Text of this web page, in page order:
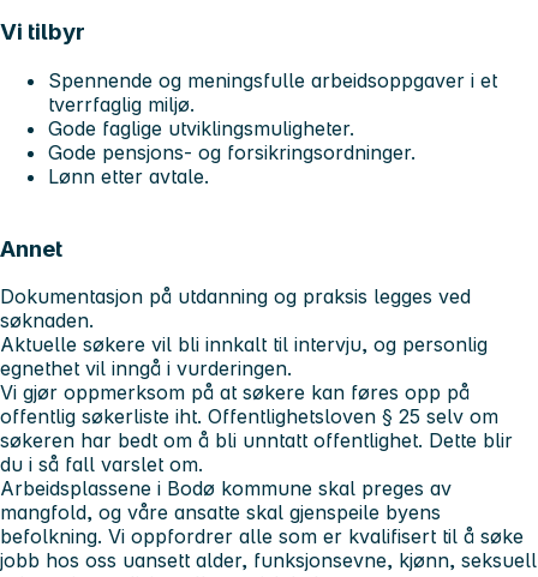
Vi tilbyr
Spennende og meningsfulle arbeidsoppgaver i et
tverrfaglig miljø.
Gode faglige utviklingsmuligheter.
Gode pensjons- og forsikringsordninger.
Lønn etter avtale.
Annet
Dokumentasjon på utdanning og praksis legges ved
søknaden.
Aktuelle søkere vil bli innkalt til intervju, og personlig
egnethet vil inngå i vurderingen.
Vi gjør oppmerksom på at søkere kan føres opp på
offentlig søkerliste iht. Offentlighetsloven § 25 selv om
søkeren har bedt om å bli unntatt offentlighet. Dette blir
du i så fall varslet om.
Arbeidsplassene i Bodø kommune skal preges av
mangfold, og våre ansatte skal gjenspeile byens
befolkning. Vi oppfordrer alle som er kvalifisert til å søke
jobb hos oss uansett alder, funksjonsevne, kjønn, seksuell